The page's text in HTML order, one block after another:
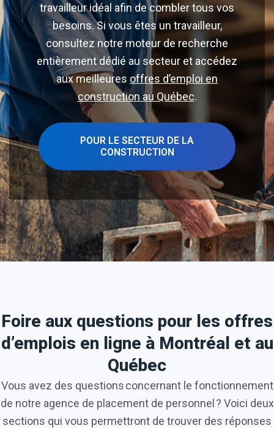
travailleur idéal afin de combler tous vos
besoins. Si vous êtes un travailleur,
consultez notre moteur de recherche
entièrement dédié au secteur et accédez
aux meilleures offres d’emploi en
construction au Québec.
POUR LE SECTEUR DE LA
CONSTRUCTION
Foire aux questions pour les offres
d’emplois en ligne à Montréal et au
Québec
Vous avez des questions concernant le fonctionnement
de notre agence de placement de personnel ? Voici deux
sections qui vous permettront de trouver des réponses